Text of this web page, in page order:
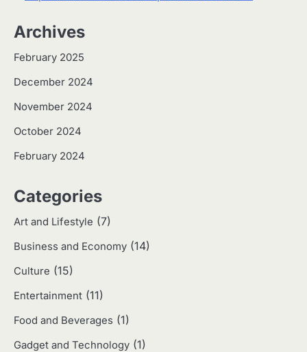
Archives
February 2025
December 2024
November 2024
October 2024
February 2024
Categories
Art and Lifestyle (7)
Business and Economy (14)
Culture (15)
Entertainment (11)
Food and Beverages (1)
Gadget and Technology (1)
2
Harga Emas Hari Ini: Panduan untuk
Eco Contributor
4
Jasa Menulis: Peluang Bisnis Kreatif
di Era Digital
Eco Contributor